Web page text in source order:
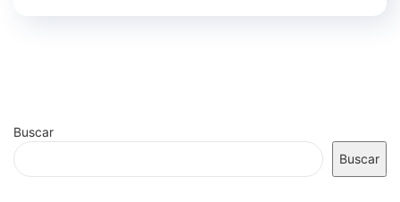
Buscar
Buscar